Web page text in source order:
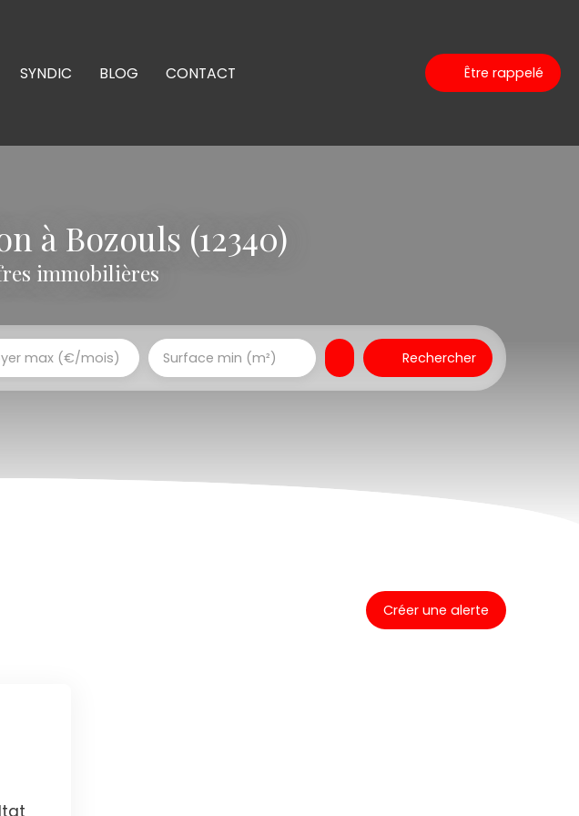
SYNDIC BLOG CONTACT Être rappelé
à Bozouls (12340)
immobilières
max (€/mois) Surface min (m²) Rechercher
Créer une alerte